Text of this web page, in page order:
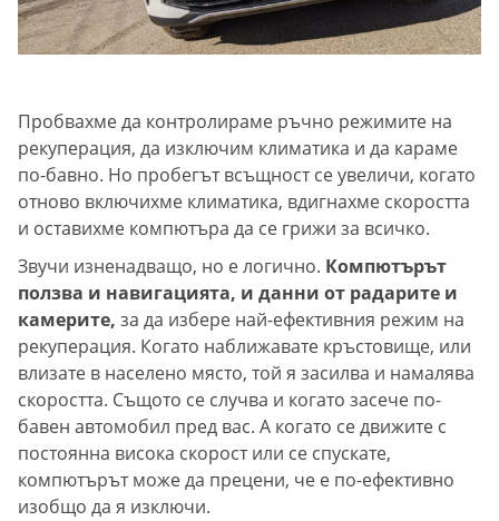
Пробвахме да контролираме ръчно режимите на
рекуперация, да изключим климатика и да караме
по-бавно. Но пробегът всъщност се увеличи, когато
отново включихме климатика, вдигнахме скоростта
и оставихме компютъра да се грижи за всичко.
Звучи изненадващо, но е логично. Компютърът
ползва и навигацията, и данни от радарите и
камерите, за да избере най-ефективния режим на
рекуперация. Когато наближавате кръстовище, или
влизате в населено място, той я засилва и намалява
скоростта. Същото се случва и когато засече по-
бавен автомобил пред вас. А когато се движите с
постоянна висока скорост или се спускате,
компютърът може да прецени, че е по-ефективно
изобщо да я изключи.